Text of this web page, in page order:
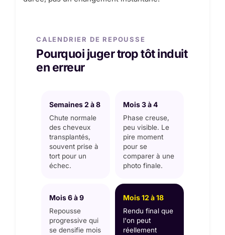
CALENDRIER DE REPOUSSE
Pourquoi juger trop tôt induit
en erreur
Semaines 2 à 8
Chute normale
des cheveux
transplantés,
souvent prise à
tort pour un
échec.
Mois 3 à 4
Phase creuse,
peu visible. Le
pire moment
pour se
comparer à une
photo finale.
Mois 6 à 9
Repousse
progressive qui
se densifie mois
Mois 12 à 18
Rendu final que
l'on peut
réellement